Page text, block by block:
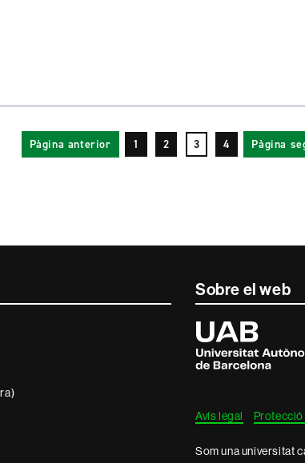
Pàgina anterior 1 2 3 4 Pàgina
Sobre el web
Universitat
Autònoma
de
Barcelona
Avís legal
Som una universitat